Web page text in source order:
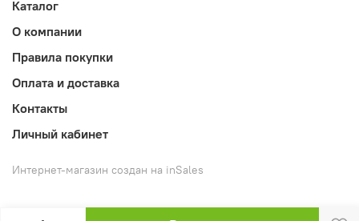
Каталог
О компании
Правила покупки
Оплата и доставка
Контакты
Личный кабинет
Интернет-магазин создан на inSales